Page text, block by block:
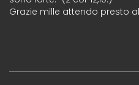
Grazie mille attendo presto